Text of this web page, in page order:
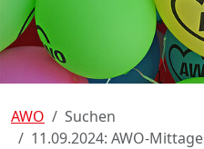
AWO
Suchen
11.09.2024: AWO-